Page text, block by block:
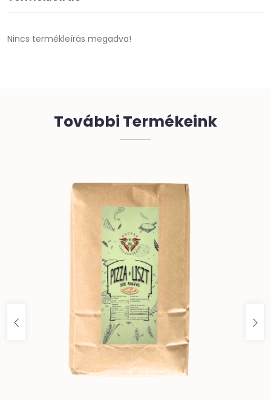
Nincs termékleírás megadva!
További Termékeink